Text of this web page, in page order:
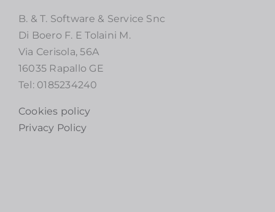
B. & T. Software & Service Snc
Di Boero F. E Tolaini M.
Via Cerisola, 56A
16035 Rapallo GE
Tel: 0185234240
Cookies policy
Privacy Policy